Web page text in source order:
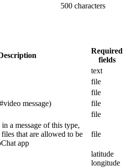
500 characters
Required
fields
text
file
file
message)
file
file
in a message of this type,
that are allowed to be
app
file
latitude
longitude